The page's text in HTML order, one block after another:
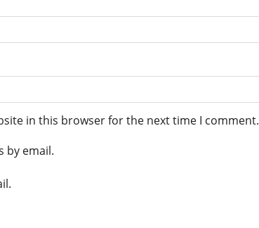
in this browser for the next time I comment.
by email.